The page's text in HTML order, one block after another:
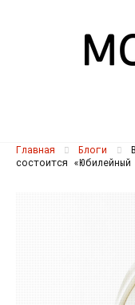
Главная Блоги
состоится